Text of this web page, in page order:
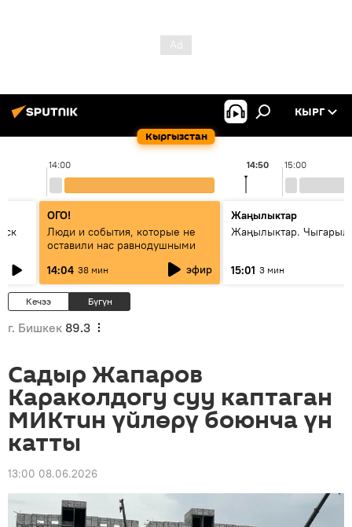
Кыргызстан
КЫРГ
14:00 15:00
14:50
ОГО!
Люди и события, которые не
оставили нас равнодушными
14:04 38 мин эфир
Жаңылыктар
Жаңылыктар.
15:01 3 мин
Кечээ Бүгүн
г. Бишкек 89.3
Садыр Жапаров
Караколдогу суу каптаган
МИКтин үйлөрү боюнча үн
катты
13:00 08.06.2026